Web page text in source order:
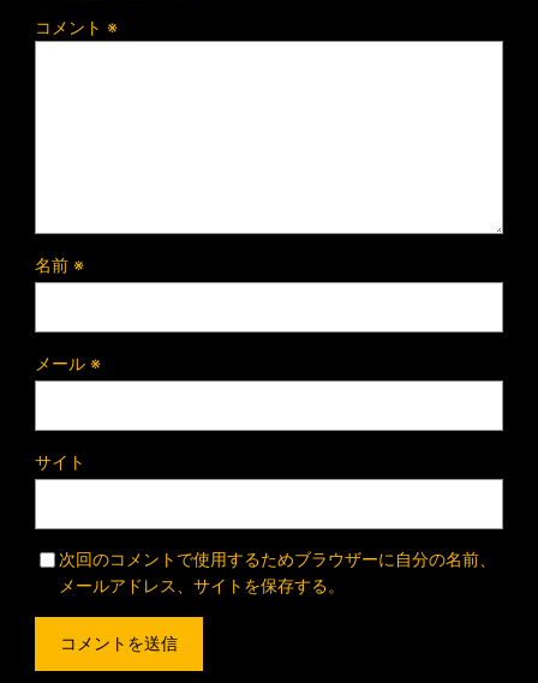
コメント ※
名前 ※
メール ※
サイト
次回のコメントで使用するためブラウザーに自分の名前、
メールアドレス、サイトを保存する。